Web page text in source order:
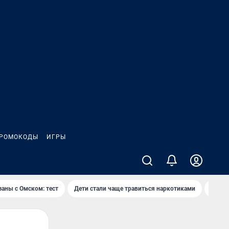
ИГРЫ
с Омском: тест Дети стали чаще травиться наркотиками